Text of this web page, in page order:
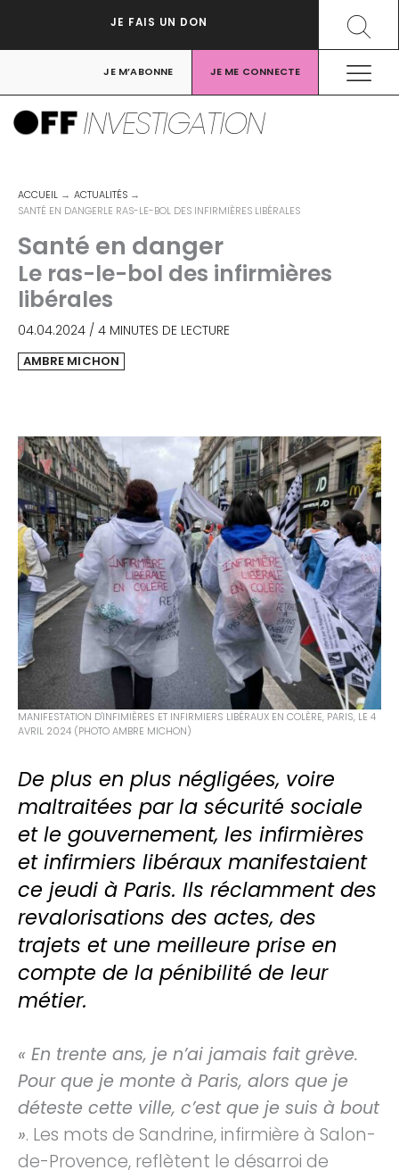
JE FAIS UN DON
JE M’ABONNE JE ME CONNECTE
INVESTIGATION
ACCUEIL
ACTUALITÉS
SANTÉ EN DANGERLE RAS-LE-BOL DES INFIRMIÈRES LIBÉRALES
Santé en danger
Le ras-le-bol des infirmières
libérales
04.04.2024 / 4 MINUTES DE LECTURE
AMBRE MICHON
MANIFESTATION D'INFIMIÈRES ET INFIRMIERS LIBÉRAUX EN COLÈRE, PARIS, LE 4
AVRIL 2024 (PHOTO AMBRE MICHON)
De plus en plus négligées, voire
maltraitées par la sécurité sociale
et le gouvernement, les infirmières
et infirmiers libéraux manifestaient
ce jeudi à Paris. Ils réclamment des
revalorisations des actes, des
trajets et une meilleure prise en
compte de la pénibilité de leur
métier.
« En trente ans, je n’ai jamais fait grève.
Pour que je monte à Paris, alors que je
déteste cette ville, c’est que je suis à bout
». Les mots de Sandrine, infirmière à Salon-
de-Provence, reflètent le désarroi de